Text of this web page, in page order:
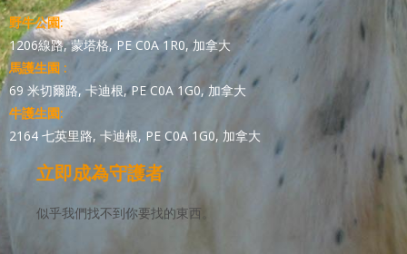
野牛公園:
1206線路, 蒙塔格, PE C0A 1R0, 加拿大
馬護生園 :
69 米切爾路, 卡迪根, PE C0A 1G0, 加拿大
牛護生園:
2164 七英里路, 卡迪根, PE C0A 1G0, 加拿大
立即成為守護者
似乎我們找不到你要找的東西。